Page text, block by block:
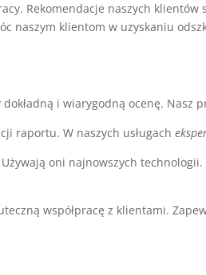
Rekomendacje naszych
naszym klientom w uzyskaniu
i wiarygodną ocenę. Nasz
raportu. W naszych usługach
oni najnowszych
współpracę z klientami.